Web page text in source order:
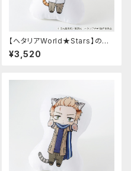
【ヘタリアWorld★Stars】のび
猫クッション 第2弾（ロマーノ）
¥3,520